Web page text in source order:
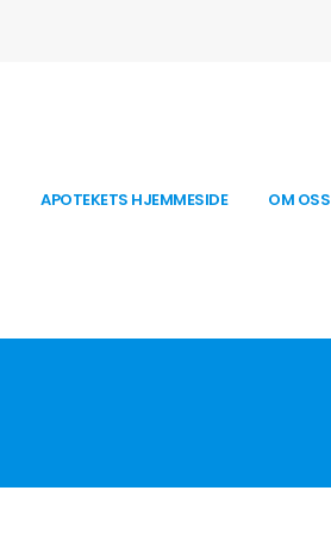
APOTEKETS HJEMMESIDE OM OSS